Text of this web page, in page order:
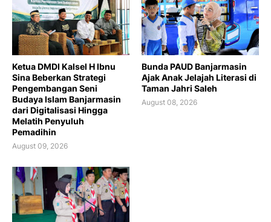
Ketua DMDI Kalsel H Ibnu
Sina Beberkan Strategi
Pengembangan Seni
Budaya Islam Banjarmasin
dari Digitalisasi Hingga
Melatih Penyuluh
Pemadihin
August 09, 2026
Bunda PAUD Banjarmasin
Ajak Anak Jelajah Literasi di
Taman Jahri Saleh
August 08, 2026